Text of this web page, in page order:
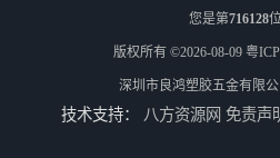
您是第716128
版权所有 ©2026-08-09 粤
深圳市良鸿塑胶五金有限公
技术支持： 八方资源网 免责声